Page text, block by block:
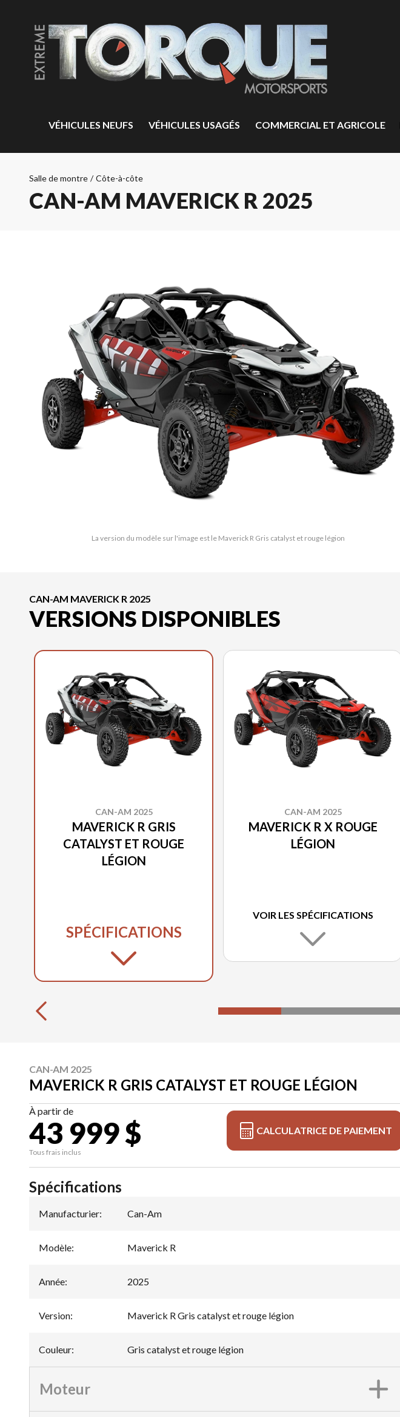
VÉHICULES NEUFS VÉHICULES USAGÉS COMMERCIAL ET AGRICOLE
Salle de montre / Côte-à-côte
CAN-AM MAVERICK R 2025
La version du modèle sur l'image est le Maverick R Gris catalyst et rouge légion
CAN-AM MAVERICK R 2025
VERSIONS DISPONIBLES
CAN-AM 2025
MAVERICK R GRIS
CATALYST ET ROUGE
LÉGION
SPÉCIFICATIONS
CAN-AM 2025
MAVERICK R X ROUGE
LÉGION
VOIR LES SPÉCIFICATIONS
CAN-AM 2025
MAVERICK R GRIS CATALYST ET ROUGE LÉGION
À partir de
43 999 $
Tous frais inclus
CALCULATRICE DE PAIEMENT
Spécifications
Manufacturier: Can-Am
Modèle: Maverick R
Année: 2025
Version: Maverick R Gris catalyst et rouge légion
Couleur: Gris catalyst et rouge légion
Moteur